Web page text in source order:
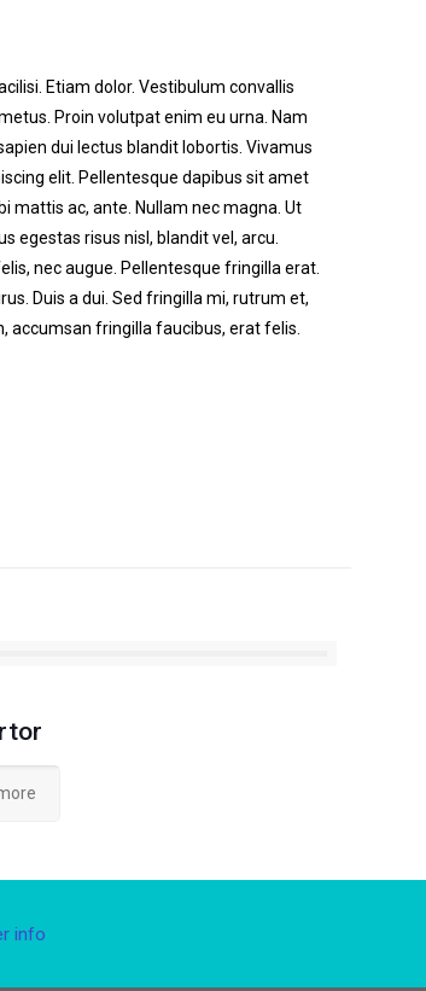
Etiam dolor. Vestibulum convallis
Proin volutpat enim eu urna. Nam
dui lectus blandit lobortis. Vivamus
elit. Pellentesque dapibus sit amet
mattis ac, ante. Nullam nec magna. Ut
egestas risus nisl, blandit vel, arcu.
nec augue. Pellentesque fringilla erat.
Duis a dui. Sed fringilla mi, rutrum et,
accumsan fringilla faucibus, erat felis.
info